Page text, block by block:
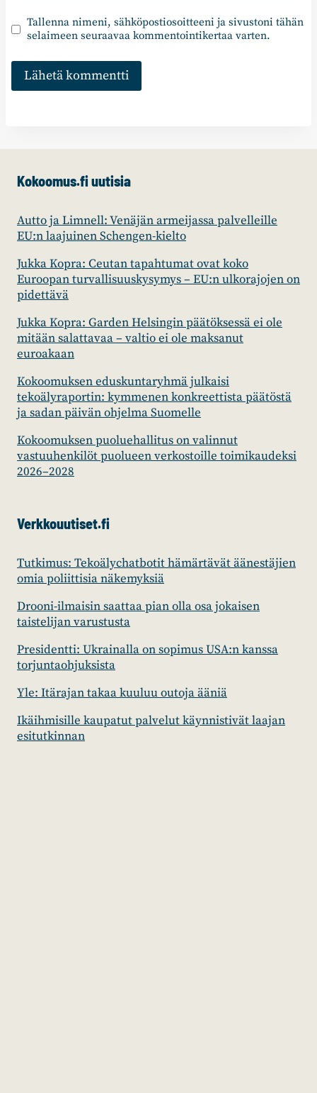
Tallenna nimeni, sähköpostiosoitteeni ja sivustoni tähän
selaimeen seuraavaa kommentointikertaa varten.
Kokoomus.fi uutisia
Autto ja Limnell: Venäjän armeijassa palvelleille
EU:n laajuinen Schengen-kielto
Jukka Kopra: Ceutan tapahtumat ovat koko
Euroopan turvallisuuskysymys – EU:n ulkorajojen on
pidettävä
Jukka Kopra: Garden Helsingin päätöksessä ei ole
mitään salattavaa – valtio ei ole maksanut
euroakaan
Kokoomuksen eduskuntaryhmä julkaisi
tekoälyraportin: kymmenen konkreettista päätöstä
ja sadan päivän ohjelma Suomelle
Kokoomuksen puoluehallitus on valinnut
vastuuhenkilöt puolueen verkostoille toimikaudeksi
2026–2028
Verkkouutiset.fi
Tutkimus: Tekoälychatbotit hämärtävät äänestäjien
omia poliittisia näkemyksiä
Drooni-ilmaisin saattaa pian olla osa jokaisen
taistelijan varustusta
Presidentti: Ukrainalla on sopimus USA:n kanssa
torjuntaohjuksista
Yle: Itärajan takaa kuuluu outoja ääniä
Ikäihmisille kaupatut palvelut käynnistivät laajan
esitutkinnan